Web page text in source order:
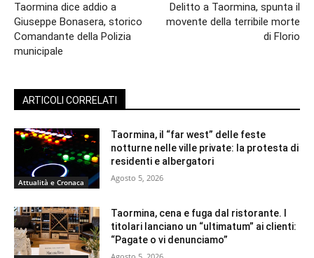
Taormina dice addio a
Giuseppe Bonasera, storico
Comandante della Polizia
municipale
Delitto a Taormina, spunta il
movente della terribile morte
di Florio
ARTICOLI CORRELATI
Attualità e Cronaca
Taormina, il “far west” delle feste
notturne nelle ville private: la protesta di
residenti e albergatori
Agosto 5, 2026
Taormina, cena e fuga dal ristorante. I
titolari lanciano un “ultimatum” ai clienti:
“Pagate o vi denunciamo”